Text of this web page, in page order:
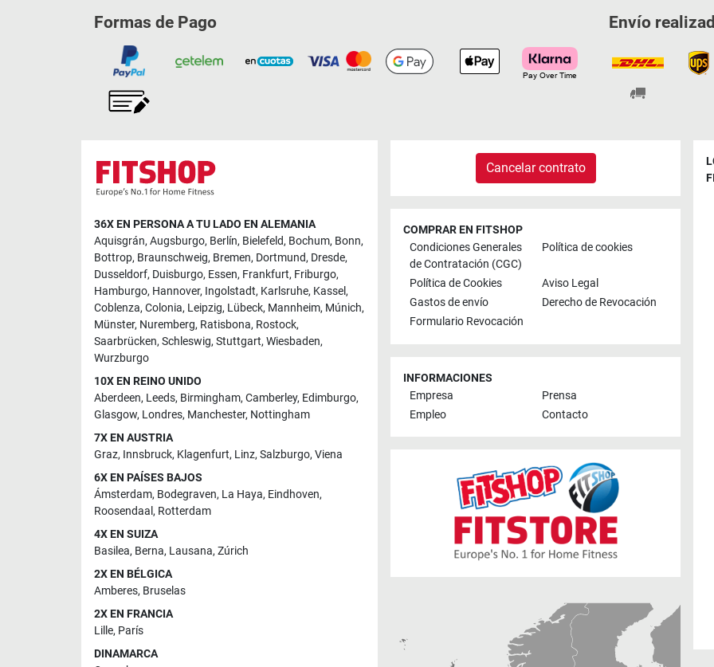
Formas de Pago Envío
36X EN PERSONA A TU LADO EN ALEMANIA
Aquisgrán, Augsburgo, Berlín, Bielefeld, Bochum, Bonn,
Bottrop, Braunschweig, Bremen, Dortmund, Dresde,
Dusseldorf, Duisburgo, Essen, Frankfurt, Friburgo,
Hamburgo, Hannover, Ingolstadt, Karlsruhe, Kassel,
Coblenza, Colonia, Leipzig, Lübeck, Mannheim, Múnich,
Münster, Nuremberg, Ratisbona, Rostock,
Saarbrücken, Schleswig, Stuttgart, Wiesbaden,
Wurzburgo
10X EN REINO UNIDO
Aberdeen, Leeds, Birmingham, Camberley, Edimburgo,
Glasgow, Londres, Manchester, Nottingham
7X EN AUSTRIA
Graz, Innsbruck, Klagenfurt, Linz, Salzburgo, Viena
6X EN PAÍSES BAJOS
Ámsterdam, Bodegraven, La Haya, Eindhoven,
Roosendaal , Rotterdam
4X EN SUIZA
Basilea, Berna, Lausana, Zúrich
2X EN BÉLGICA
Amberes, Bruselas
2X EN FRANCIA
Lille, París
DINAMARCA
Cancelar contrato
COMPRAR EN FITSHOP
Condiciones Generales
de Contratación (CGC)
Política de cookies
Política de Cookies
Aviso Legal
Gastos de envío
Derecho de Revocación
Formulario Revocación
INFORMACIONES
Empresa
Prensa
Empleo
Contacto